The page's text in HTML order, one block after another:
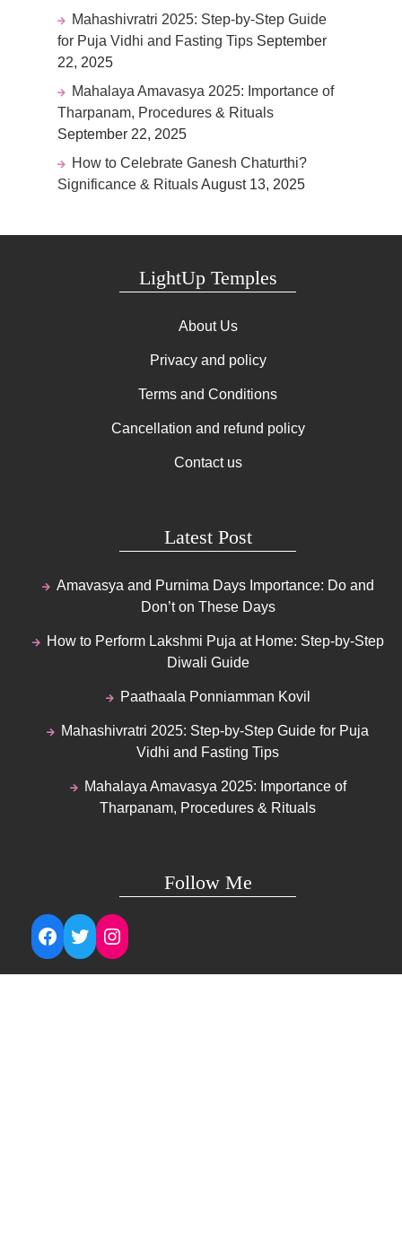
Mahashivratri 2025: Step-by-Step Guide
for Puja Vidhi and Fasting Tips September
22, 2025
Mahalaya Amavasya 2025: Importance of
Tharpanam, Procedures & Rituals
September 22, 2025
How to Celebrate Ganesh Chaturthi?
Significance & RitualsAugust 13, 2025
LightUp Temples
About Us
Privacy and policy
Terms and Conditions
Cancellation and refund policy
Contact us
Latest Post
Amavasya and Purnima Days Importance: Do and
Don’t on These Days
How to Perform Lakshmi Puja at Home: Step-by-Step
Diwali Guide
Paathaala Ponniamman Kovil
Mahashivratri 2025: Step-by-Step Guide for Puja
Vidhi and Fasting Tips
Mahalaya Amavasya 2025: Importance of
Tharpanam, Procedures & Rituals
Follow Me
Facebook
TwitterInstagram